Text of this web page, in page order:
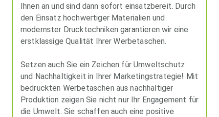
Ihnen an und sind dann sofort einsatzbereit. Durch
den Einsatz hochwertiger Materialien und
modernster Drucktechniken garantieren wir eine
erstklassige Qualität Ihrer Werbetaschen.
Setzen auch Sie ein Zeichen für Umweltschutz
und Nachhaltigkeit in Ihrer Marketingstrategie! Mit
bedruckten Werbetaschen aus nachhaltiger
Produktion zeigen Sie nicht nur Ihr Engagement für
die Umwelt. Sie schaffen auch eine positive